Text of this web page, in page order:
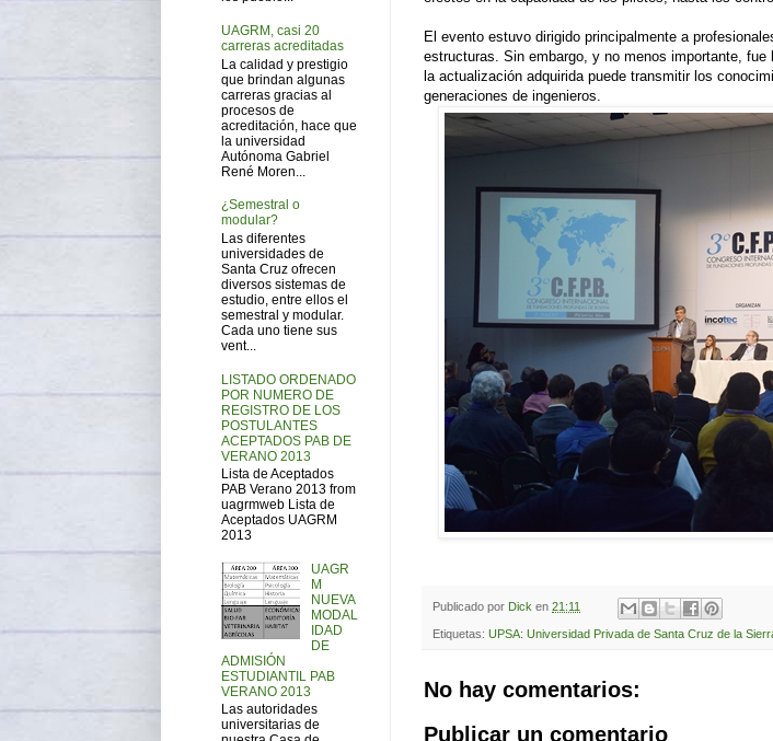
El evento estuvo dirigido principalmente a
estructuras. Sin embargo, y no menos importante,
la actualización adquirida puede transmitir los
generaciones de ingenieros.
Publicado por Dick en 21:11
Etiquetas: UPSA: Universidad Privada de Santa Cruz de la
No hay comentarios:
Publicar un comentario
UAGRM, casi 20
carreras acreditadas
La calidad y prestigio
que brindan algunas
carreras gracias al
procesos de
acreditación, hace que
la universidad
Autónoma Gabriel
René Moren...
¿Semestral o
modular?
Las diferentes
universidades de
Santa Cruz ofrecen
diversos sistemas de
estudio, entre ellos el
semestral y modular.
Cada uno tiene sus
vent...
LISTADO ORDENADO
POR NUMERO DE
REGISTRO DE LOS
POSTULANTES
ACEPTADOS PAB DE
VERANO 2013
Lista de Aceptados
PAB Verano 2013 from
uagrmweb Lista de
Aceptados UAGRM
2013
UAGR
M
NUEVA
MODAL
IDAD
DE
ADMISIÓN
ESTUDIANTIL PAB
VERANO 2013
Las autoridades
universitarias de